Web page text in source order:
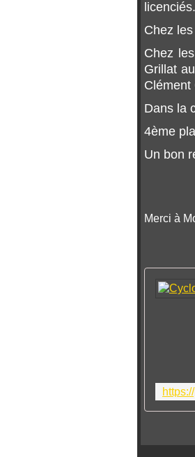
licenciés.
Chez
Chez
Grillat
Clément
Dans la
4ème
Un bon
Merci à